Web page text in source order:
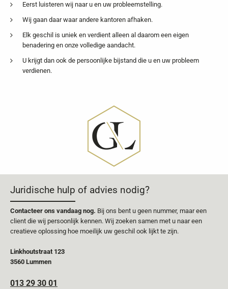
Eerst luisteren wij naar u en uw probleemstelling.
Wij gaan daar waar andere kantoren afhaken.
Elk geschil is uniek en verdient alleen al daarom een eigen
benadering en onze volledige aandacht.
U krijgt dan ook de persoonlijke bijstand die u en uw probleem
verdienen.
Juridische hulp of advies nodig?
Contacteer ons vandaag nog. Bij ons bent u geen nummer, maar een
client die wij persoonlijk kennen. Wij zoeken samen met u naar een
creatieve oplossing hoe moeilijk uw geschil ook lijkt te zijn.
Linkhoutstraat 123
3560 Lummen
013 29 30 01